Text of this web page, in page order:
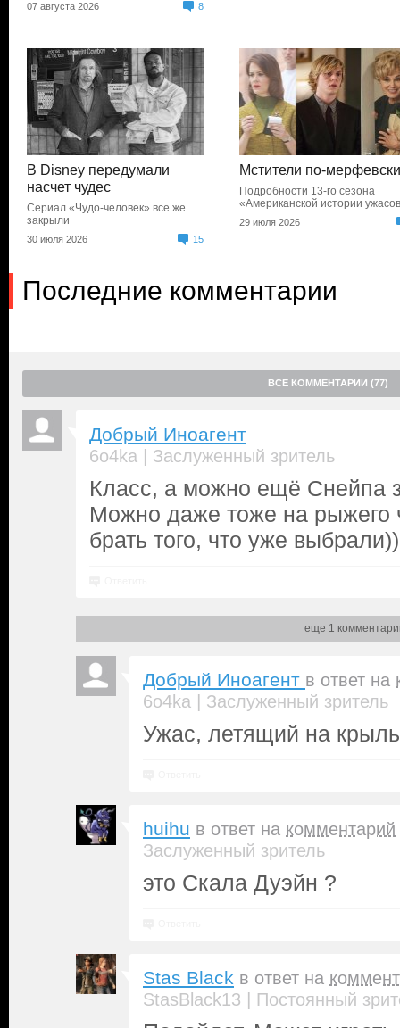
07 августа 2026 8
В Disney передумали
насчет чудес
Сериал «Чудо-человек» все же
закрыли
30 июля 2026 15
Мстители по-
Подробности 13-го сезона
«Американской истории
29 июля 2026
Последние комментарии
ВСЕ КОММЕНТАРИИ (77)
Добрый Иноагент
6o4ka | Заслуженный зритель
Класс, а можно ещё Снейпа
Можно даже тоже на рыжего
брать того, что уже выбрали))
еще 1
Добрый Иноагент в ответ на
6o4ka | Заслуженный зритель
Ужас, летящий на
huihu в ответ на комментарий
Заслуженный зритель
это Скала Дуэйн ?
Stas Black в ответ на
StasBlack13 | Постоянный